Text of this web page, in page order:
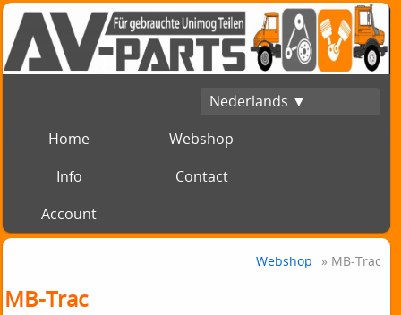
Nederlands ▼
Home
Webshop
Info
Contact
Account
Webshop » MB-Trac
MB-Trac